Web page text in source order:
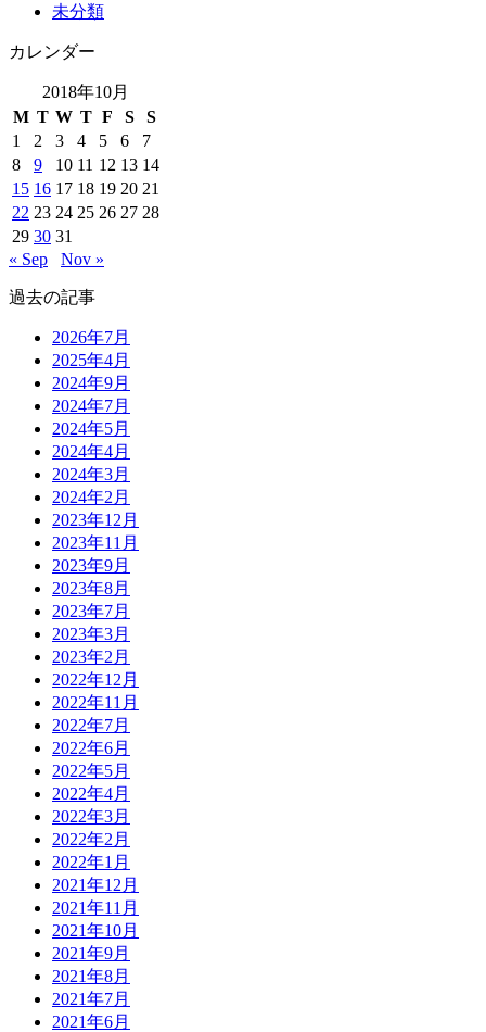
未分類
カレンダー
2018年10月
M T W T F S
S
1
2 3 4 5 6
7
8
9 10 11 12 13 14
15 16 17 18 19 20 21
22 23 24 25 26 27 28
29 30 31
« Sep
Nov »
過去の記事
2026年7月
2025年4月
2024年9月
2024年7月
2024年5月
2024年4月
2024年3月
2024年2月
2023年12月
2023年11月
2023年9月
2023年8月
2023年7月
2023年3月
2023年2月
2022年12月
2022年11月
2022年7月
2022年6月
2022年5月
2022年4月
2022年3月
2022年2月
2022年1月
2021年12月
2021年11月
2021年10月
2021年9月
2021年8月
2021年7月
2021年6月